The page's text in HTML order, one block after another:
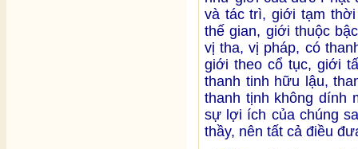
và tác trì, giới tạm
thế gian, giới thuộc
vị tha, vị pháp, có
giới theo cổ tục, giới
thanh tinh hữu lậu,
thanh tịnh không dính
sự lợi ích của chúng
thầy, nên tất cả điều